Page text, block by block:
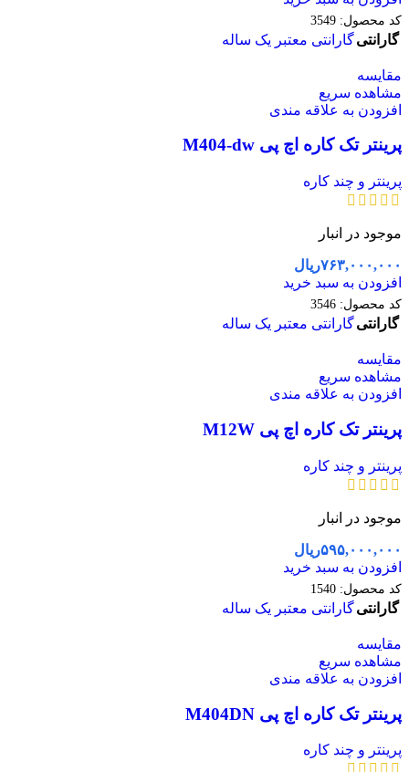
کد محصول: 3549
گارانتیگارانتی معتبر یک ساله
مقایسه
مشاهده سریع
افزودن به علاقه مندی
پرینتر تک کاره اچ پی M404-dw
پرینتر و چند کاره
موجود در انبار
۷۶۳,۰۰۰,۰۰۰ریال
افزودن به سبد خرید
کد محصول: 3546
گارانتیگارانتی معتبر یک ساله
مقایسه
مشاهده سریع
افزودن به علاقه مندی
پرینتر تک کاره اچ پی M12W
پرینتر و چند کاره
موجود در انبار
۵۹۵,۰۰۰,۰۰۰ریال
افزودن به سبد خرید
کد محصول: 1540
گارانتیگارانتی معتبر یک ساله
مقایسه
مشاهده سریع
افزودن به علاقه مندی
پرینتر تک کاره اچ پی M404DN
پرینتر و چند کاره